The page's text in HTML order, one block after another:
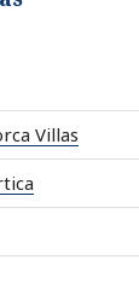
Villas